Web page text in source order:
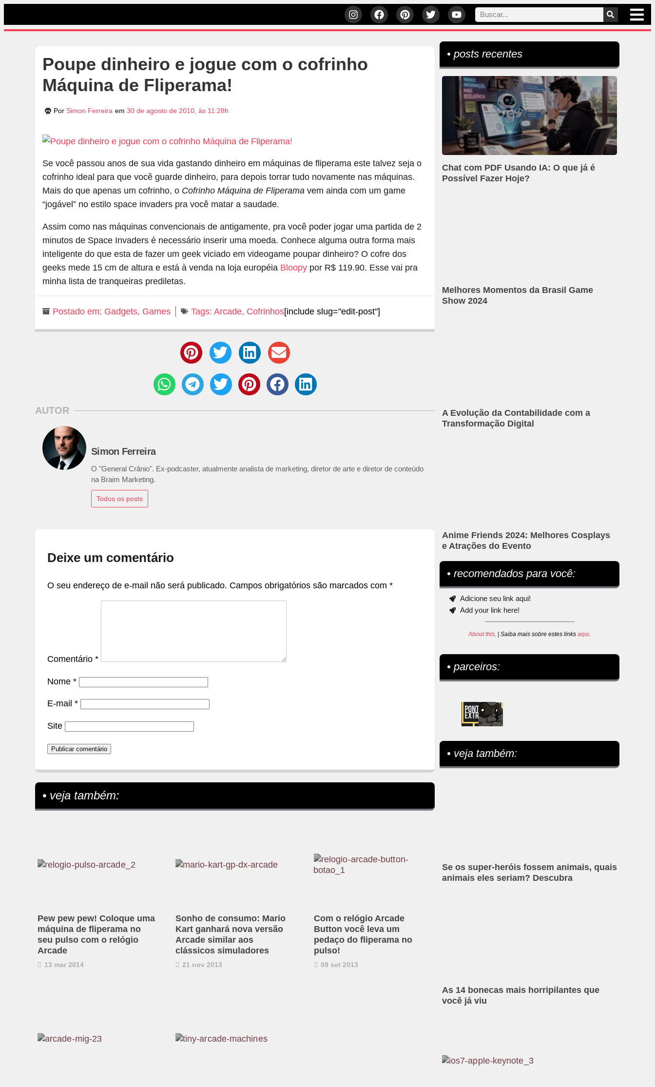
Poupe dinheiro e jogue com o cofrinho
Máquina de Fliperama!
Por Simon Ferreira em 30 de agosto de 2010, às 11:28h
Se você passou anos de sua vida gastando dinheiro em máquinas de fliperama este talvez seja o
cofrinho ideal para que você guarde dinheiro, para depois torrar tudo novamente nas máquinas.
Mais do que apenas um cofrinho, o Cofrinho Máquina de Fliperama vem ainda com um game
“jogável” no estilo space invaders pra você matar a saudade.
Assim como nas máquinas convencionais de antigamente, pra você poder jogar uma partida de 2
minutos de Space Invaders é necessário inserir uma moeda. Conhece alguma outra forma mais
inteligente do que esta de fazer um geek viciado em videogame poupar dinheiro? O cofre dos
geeks mede 15 cm de altura e está à venda na loja européia Bloopy por R$ 119.90. Esse vai pra
minha lista de tranqueiras prediletas.
Postado em: Gadgets, Games Tags: Arcade, Cofrinhos[include slug="edit-post"]
AUTOR
Simon Ferreira
O "General Crânio". Ex-podcaster, atualmente analista de marketing, diretor de arte e diretor de conteúdo
na Braim Marketing.
Todos os posts
Deixe um comentário
O seu endereço de e-mail não será publicado. Campos obrigatórios são marcados com *
Comentário *
Nome *
E-mail *
Site
• veja também:
Pew pew pew! Coloque uma
máquina de fliperama no
seu pulso com o relógio
Arcade
13 mar 2014
Sonho de consumo: Mario
Kart ganhará nova versão
Arcade similar aos
clássicos simuladores
21 nov 2013
Com o relógio Arcade
Button você leva um
pedaço do fliperama no
pulso!
09 set 2013
• posts recentes
Chat com PDF Usando IA: O que já é
Possível Fazer Hoje?
Melhores Momentos da Brasil Game
Show 2024
A Evolução da Contabilidade com a
Transformação Digital
Anime Friends 2024: Melhores Cosplays
e Atrações do Evento
• recomendados para você:
Adicione seu link aqui!
Add your link here!
About this. | Saiba mais sobre estes linksaqui.
• parceiros:
• veja também:
Se os super-heróis fossem animais, quais
animais eles seriam? Descubra
As 14 bonecas mais horripilantes que
você já viu